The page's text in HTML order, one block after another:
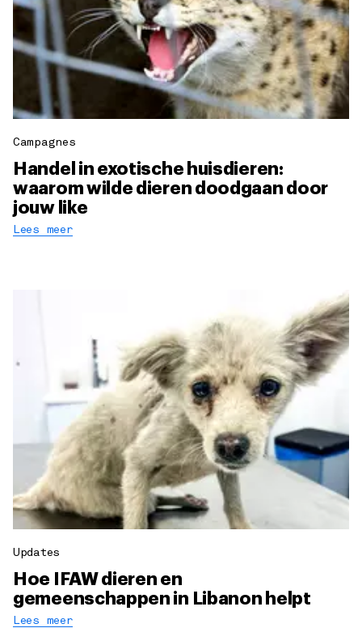
Campagnes
Handel in exotische huisdieren:
waarom wilde dieren doodgaan door
jouw like
Lees meer
Updates
Hoe IFAW dieren en
gemeenschappen in Libanon helpt
Lees meer